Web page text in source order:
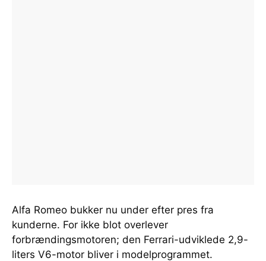
Alfa Romeo bukker nu under efter pres fra
kunderne. For ikke blot overlever
forbrændingsmotoren; den Ferrari-udviklede 2,9-
liters V6-motor bliver i modelprogrammet.